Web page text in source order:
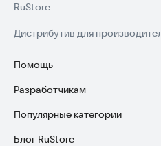
RuStore
Дистрибутив для
Помощь
Установка RuStore на TV
Установка RuStore на телефон
Разработчикам
Зарабатывать с RuStore
Стать разработчиком
Популярные категории
Игры для Android
Блог RuStore